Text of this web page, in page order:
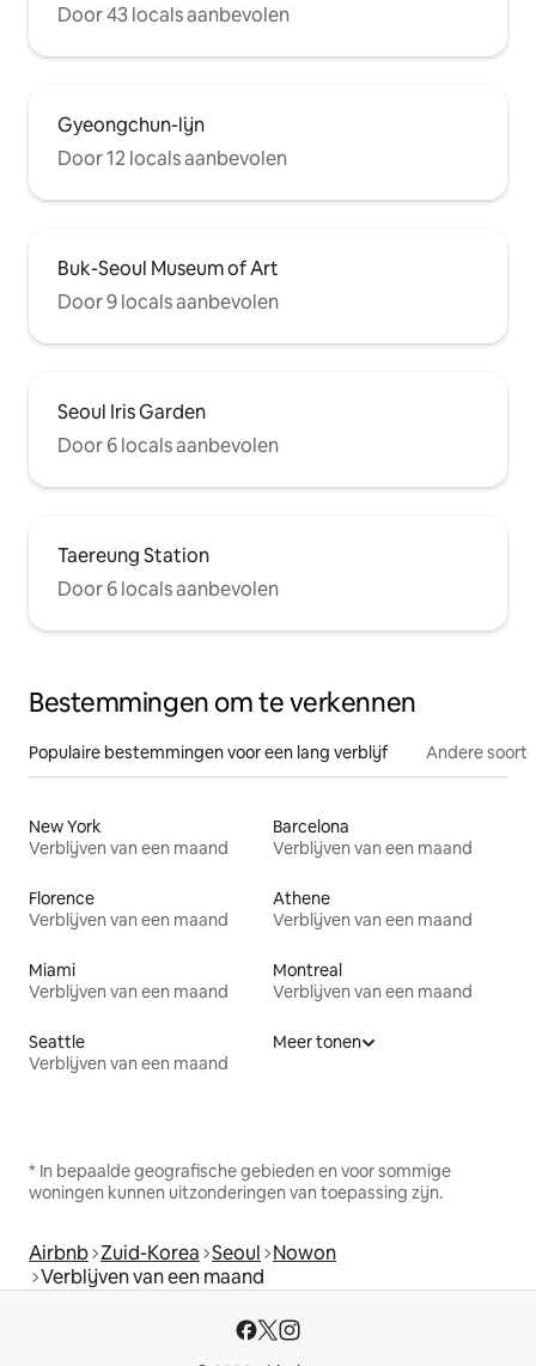
Door 43 locals aanbevolen
Gyeongchun-lijn
Door 12 locals aanbevolen
Buk-Seoul Museum of Art
Door 9 locals aanbevolen
Seoul Iris Garden
Door 6 locals aanbevolen
Taereung Station
Door 6 locals aanbevolen
Bestemmingen om te verkennen
Populaire bestemmingen voor een lang verblijf Andere
New York
Verblijven van een maand
Barcelona
Verblijven van een maand
Florence
Verblijven van een maand
Athene
Verblijven van een maand
Miami
Verblijven van een maand
Montreal
Verblijven van een maand
Seattle
Verblijven van een maand
Meer tonen
* In bepaalde geografische gebieden en voor sommige
woningen kunnen uitzonderingen van toepassing zijn.
Airbnb Zuid-Korea Seoul Nowon
Verblijven van een maand